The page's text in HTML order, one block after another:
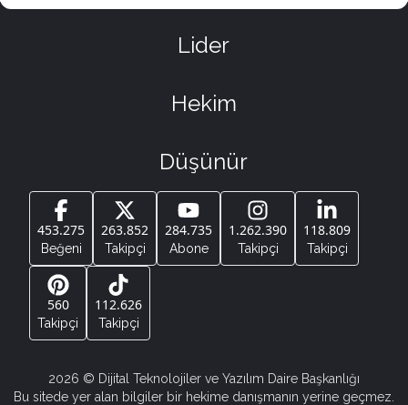
Lider
Hekim
Düşünür
453.275
Beğeni
263.852
Takipçi
284.735
Abone
1.262.390
Takipçi
118.809
Takipçi
560
Takipçi
112.626
Takipçi
2026 © Dijital Teknolojiler ve Yazılım Daire Başkanlığı
Bu sitede yer alan bilgiler bir hekime danışmanın yerine geçmez.